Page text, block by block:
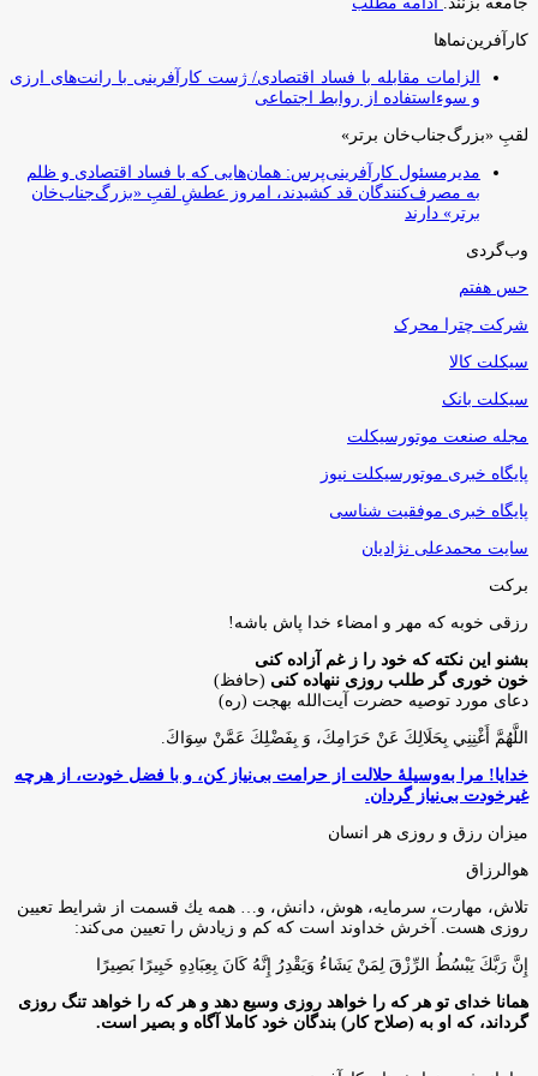
کارآفرین‌نماها
الزامات مقابله با فساد اقتصادی/ ژست کارآفرینی با رانت‌های ارزی
و سوءاستفاده از روابط اجتماعی
لقبِ «بزرگ‌جناب‌خان برتر»
مدیرمسئول کارآفرینی‌پرس: همان‌هایی که با فساد اقتصادی و ظلم
به مصرف‌کنندگان قد کشیدند، امروز عطشِ لقبِ «بزرگ‌جناب‌خان
برتر» دارند
وب‌گردی
حس هفتم
شرکت چترا محرک
سیکلت کالا
سیکلت بانک
مجله صنعت موتورسیکلت
پایگاه خبری موتورسیکلت نیوز
پایگاه خبری موفقیت شناسی
سایت محمدعلی نژادیان
برکت
رزقی خوبه كه مهر و امضاء خدا پاش باشه!
بشنو این نکته که خود را ز غم آزاده کنی
خون خوری گر طلب روزی ننهاده کنی (حافظ)
دعای مورد توصیه حضرت آیت‌الله بهجت (ره)
اللَّهُمَّ أَغْنِنِي بِحَلَالِكَ عَنْ حَرَامِكَ، وَ بِفَضْلِكَ عَمَّنْ سِوَاكَ‏.
خدایا! مرا به‌وسیلۀ حلالت از حرامت بی‌نیاز کن، و با فضل خودت، از هرچه
غیرخودت بی‌نیاز گردان.
میزان رزق و روزی هر انسان
هوالرزاق
تلاش، مهارت، سرمايه، هوش، دانش، و… همه يك قسمت از شرايط تعيين
روزى هست. آخرش خداوند است كه كم و زيادش را تعيين مى‌كند:
إِنَّ رَبَّكَ يَبْسُطُ الرِّزْقَ لِمَنْ يَشَاءُ وَيَقْدِرُ إِنَّهُ كَانَ بِعِبَادِهِ خَبِيرًا بَصِيرًا
همانا خدای تو هر که را خواهد روزی وسیع دهد و هر که را خواهد تنگ روزی
گرداند، که او به (صلاح کار) بندگان خود کاملا آگاه و بصیر است.